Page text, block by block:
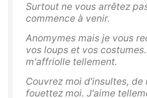
Surtout ne vous arrêtez
commence à venir.
Anomymes mais je vous
vos loups et vos
m'affriolle tellement.
Couvrez moi d'insultes, de
fouettez moi. J'aime